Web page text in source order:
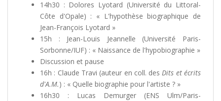
14h30 : Dolores Lyotard (Université du Littoral-
Côte d'Opale) : « L'hypothèse biographique de
Jean-François Lyotard »
15h : Jean-Louis Jeannelle (Université Paris-
Sorbonne/IUF) : « Naissance de l'hypobiographie »
Discussion et pause
16h : Claude Travi (auteur en coll. desDits et écrits
d'A.M.) : « Quelle biographie pour l'artiste ? »
16h30 : Lucas Demurger (ENS Ulm/Paris-